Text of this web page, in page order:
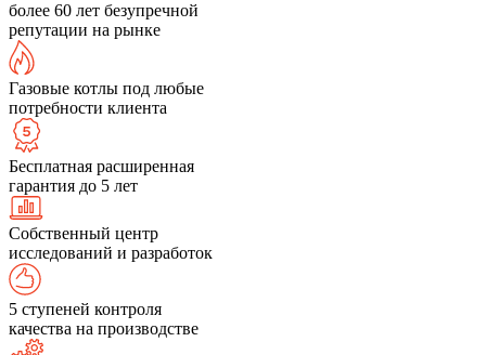
более 60 лет безупречной
репутации на рынке
Газовые котлы под любые
потребности клиента
Бесплатная расширенная
гарантия до 5 лет
Собственный центр
исследований и разработок
5 ступеней контроля
качества на производстве